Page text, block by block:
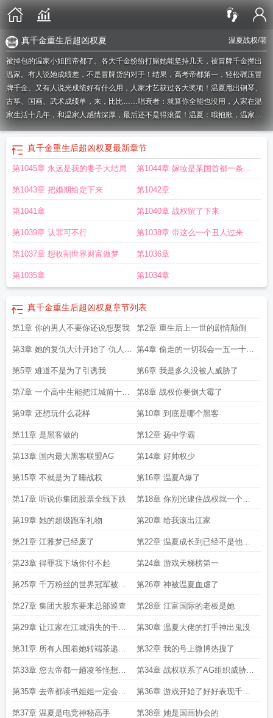
温夏战权/著
真千金重生后超凶权夏
被掉包的温家小姐回帝都了。各大千金纷纷打赌她能坚持几天，被冒牌千金撵出
温家。有人说她成绩差，不是冒牌货的对手！结果，高考帝都第一，轻松碾压冒
牌千金。又有人说光成绩好有什么用，人家才艺获过各大奖项！温夏甩出钢琴、
古筝、国画、武术成绩单，来，比比……唱衰者：就算你全能也没用，人家在温
家生活十几年，和温家人感情深厚，最后还不是得滚蛋！温夏：哦抱歉，温家公
司房子地皮，都被我买了，滚蛋的是他们！在后来，听说温夏和权少谈上了，各
大千金化敌为友，都来找温夏请教，她是如何泡上权少的。温夏嫌弃道：“泡？是
他黏上我，狗皮膏药一样甩都甩不掉！”
真千金重生后女团c位出道真千金重生后要发疯by 真千金重生后超凶权夏电视
真千金重生后超凶权夏最新章节
第1045章 永远是我的妻子大结局 第1044章 嫁妆是某国首都一条街
的建筑
第1043章 把婚期给定下来 第1042章
第1041章 第1040章 战权留了下来
第1039章 认罪可不行 第1038章 带这么一个丑人过来
第1037章 想收割世界财富做梦 第1036章
第1035章 第1034章
真千金重生后超凶权夏章节列表
第1章 你的男人不要你还说想娶我 第2章 重生后上一世的剧情颠倒
第3章 她的复仇大计开始了 仇人们
准备好了吗
第4章 偷走的一切我会一五一十的
拿回来
第5章 难道不是为了引诱我 第6章 我是多久没被人威胁了
第7章 一个高中生能把江城前十的
豪门当猴耍
第8章 战权你要倒大霉了
第9章 还想玩什么花样 第10章 到底是哪个黑客
第11章 是黑客做的 第12章 扬中学霸
第13章 国内最大黑客联盟AG 第14章 好帅权少
第15章 不就是为了睡战权 第16章 温夏A爆了
第17章 听说你集团股票全线下跌 第18章 你别光逮住战权就一个劲
的就猛薅他
第19章 她的超级跑车礼物 第20章 给我滚出江家
第21章 江雅梦已经废了 第22章 温夏成长到已经不是他们
能掌控
第23章 得罪我下场你付不起 第24章 游戏天梯榜第一
第25章 千万粉丝的世界冠军被温
夏单杀五次
第26章 神被温夏血虐了
第27章 集团大股东要来总部巡查 第28章 江富国际的老板是她
第29章 让江家在江城消失的干干
净净
第30章 温夏大佬的打手神出鬼没
第31章 所有人围着她转端茶递水
为她服务
第32章 我的号上微博热搜了
第33章 您去帝都一趟凌爷怪想您
的
第34章 战权联系了AG组织威胁把
你交出去
第35章 去帝都读书姐姐一定会照
顾我的
第36章 游戏开始了好好表现千万
不要让她失望
第37章 温夏是电竞神秘高手 第38章 她是国画协会的